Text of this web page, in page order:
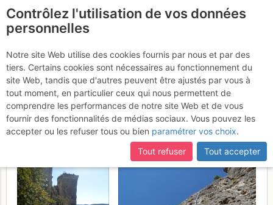
La Jonte - Cirque des
Vases : Les femmes et les
grimpeurs d'abord
Dimanche 9
avril 2017
Contrôlez l'utilisation de vos données
personnelles
Notre site Web utilise des cookies fournis par nous et par des
tiers. Certains cookies sont nécessaires au fonctionnement du
site Web, tandis que d'autres peuvent être ajustés par vous à
tout moment, en particulier ceux qui nous permettent de
comprendre les performances de notre site Web et de vous
fournir des fonctionnalités de médias sociaux. Vous pouvez les
accepter ou les refuser tous ou bien paramétrer vos choix.
Tout refuser
Tout accepter